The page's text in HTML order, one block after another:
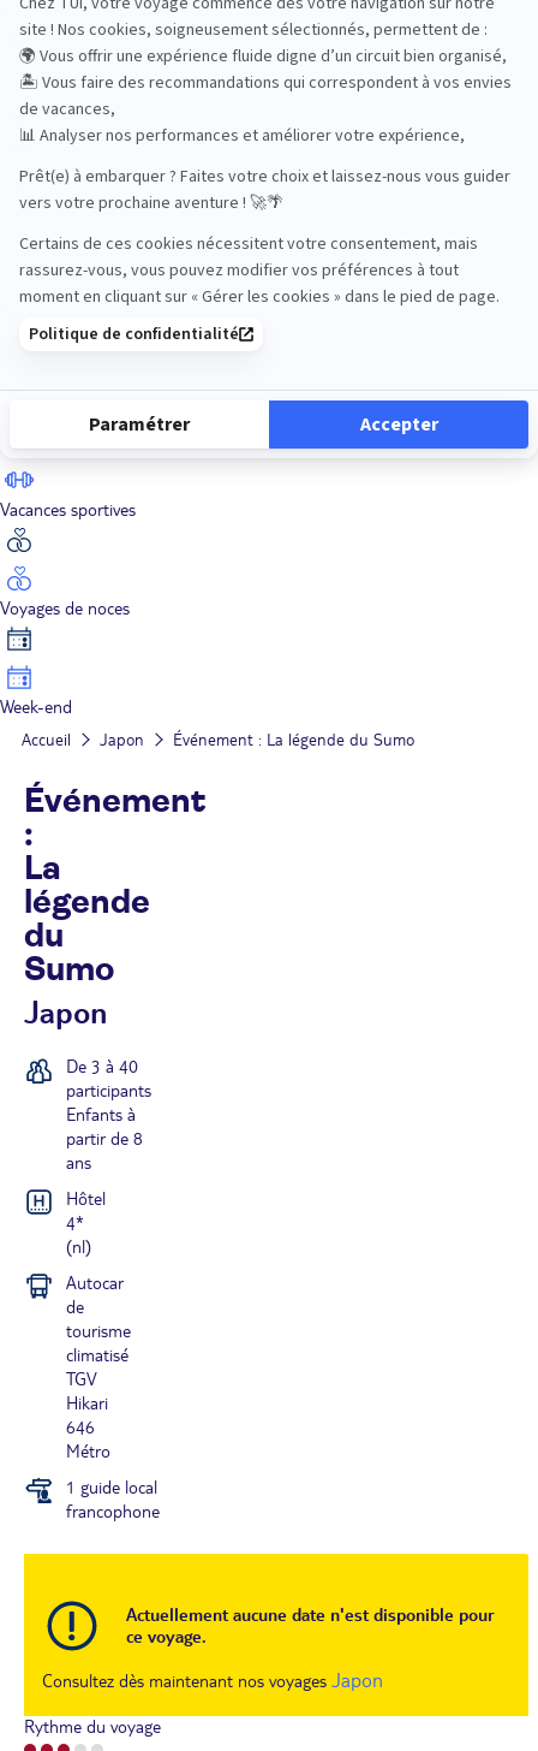
Road Trips
Safari
Sénior
Vacances sportives
Voyages de noces
Week-end
Accueil Japon Événement : La légende du Sumo
Événement
:
La
légende
du
Sumo
Japon
De 3 à 40
participants
Enfants à
partir de 8
ans
Hôtel
4*
(nl)
Autocar
de
tourisme
climatisé
TGV
Hikari
646
Métro
1 guide local
francophone
Actuellement aucune date n'est disponible pour
ce voyage.
Consultez dès maintenant nos voyages Japon
Rythme du voyage